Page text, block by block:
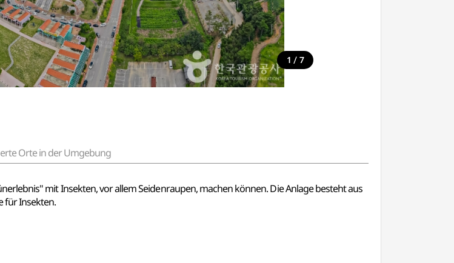
1 / 7
Orte in der Umgebung
mit Insekten, vor allem Seidenraupen, machen können. Die Anlage besteht aus
für Insekten.